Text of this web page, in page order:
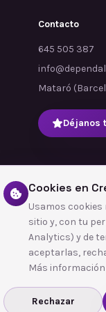
Contacto
645 505 387
Mataró (
Déjanos
Cookies en
Usamos
sitio y, con tu
Analytics) y de
aceptarlas,
Más
Rechazar